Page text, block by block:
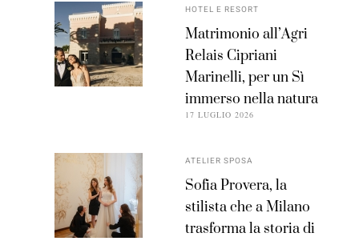
HOTEL E RESORT
Matrimonio all’Agri
Relais Cipriani
Marinelli, per un Sì
immerso nella natura
17 LUGLIO 2026
ATELIER SPOSA
Sofia Provera, la
stilista che a Milano
trasforma la storia di